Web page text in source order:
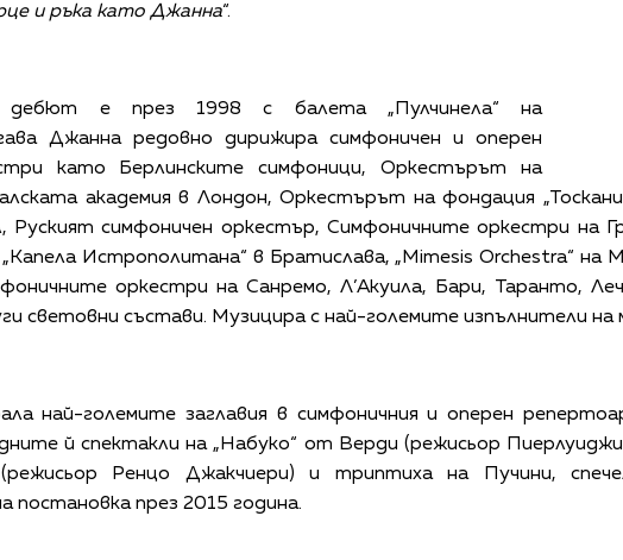
и ръка като Джанна“.
дебют е през 1998 с балета „Пулчинела“ на
Джанна редовно дирижира симфоничен и оперен
като Берлинските симфоници, Оркестърът на
академия в Лондон, Оркестърът на фондация
Руският симфоничен оркестър, Симфоничните оркестри на
Истрополитана“ в Братислава, „ Mimesis Orchestra“ на
оркестри на Санремо, Л’Акуила, Бари, Таранто,
световни състави. Музицира с най-големите изпълнители
най-големите заглавия в симфоничния и оперен
й спектакли на „Набуко“ от Верди (режисьор
Ренцо Джакчиери) и триптиха на Пучини,
постановка през 2015 година.